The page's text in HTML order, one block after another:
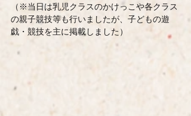
（※当日は乳児クラスのかけっこや各クラス
の親子競技等も行いましたが、子どもの遊
戯・競技を主に掲載しました）